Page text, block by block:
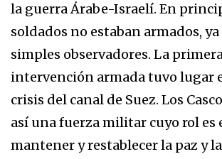
la guerra Árabe-Israelí. En
soldados no estaban armados,
simples observadores. La
intervención armada tuvo lugar
crisis del canal de Suez. Los
así una fuerza militar cuyo rol es
mantener y restablecer la paz y